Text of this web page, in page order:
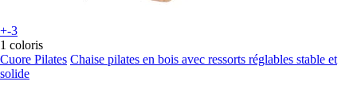
+-3
1 coloris
Cuore Pilates Chaise pilates en bois avec ressorts réglables stable et
solide